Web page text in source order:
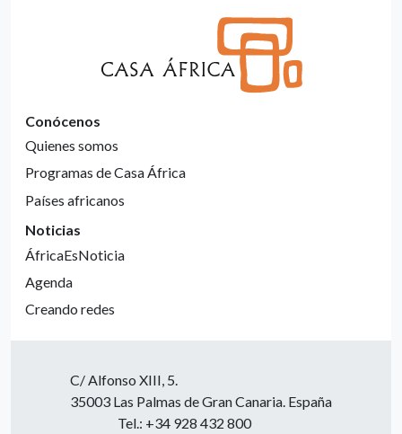
Conócenos
Quienes somos
Programas de Casa África
Países africanos
Noticias
ÁfricaEsNoticia
Agenda
Creando redes
C/ Alfonso XIII, 5.
35003 Las Palmas de Gran Canaria. España
Tel.: +34 928 432 800